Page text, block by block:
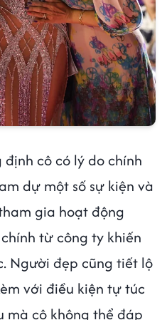
cô có lý do chính
dự một số sự kiện và
gia hoạt động
từ công ty khiến
Người đẹp cũng tiết lộ
với điều kiện tự túc
mà cô không thể đáp